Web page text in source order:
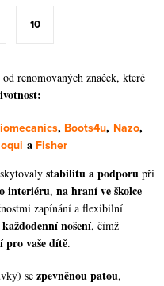
10
renomovaných značek, které
, Boots4u, Nazo,
a Fisher
stabilitu a podporu při
interiéru, na hraní ve školce
zapínání a flexibilní
každodenní nošení, čímž
pro vaše dítě.
se zpevněnou patou,